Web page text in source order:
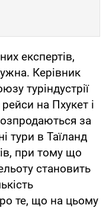
експертів,
Керівник
туріндустрії
на Пхукет і
за
тури в Таїланд
при тому що
становить
те, що на цьому